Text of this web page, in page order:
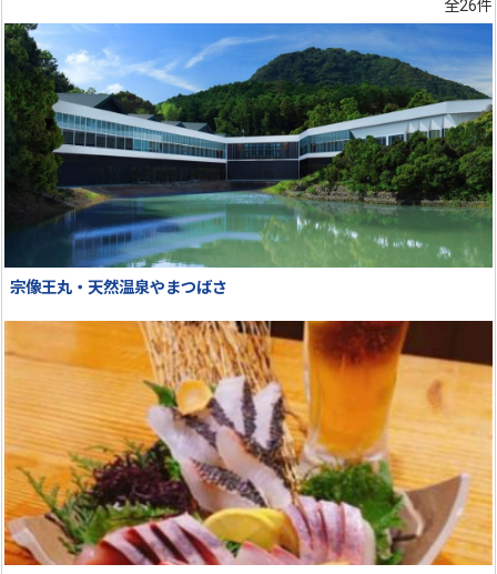
全26件
宗像王丸・天然温泉やまつばさ